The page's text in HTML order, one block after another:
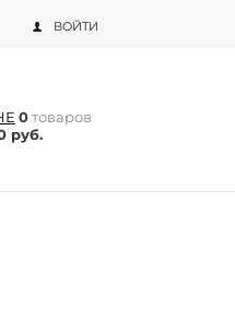
ВОЙТИ
0товаров
руб.